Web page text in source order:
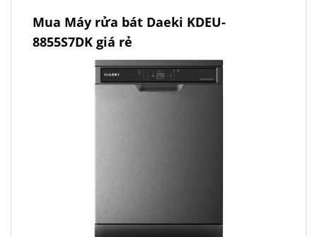
Mua Máy rửa bát Daeki KDEU-
8855S7DK giá rẻ